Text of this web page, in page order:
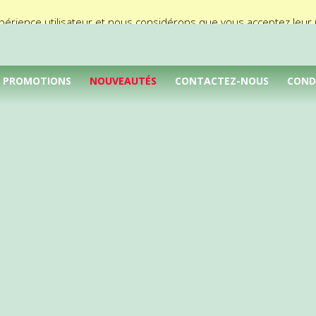
PROMOTIONS NOUVEAUTÉS CONTACTEZ-NOUS
utilisateur et nous considérons que vous acceptez leur